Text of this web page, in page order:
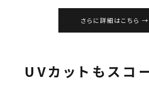
さらに詳細はこちら
UVカットもスコ